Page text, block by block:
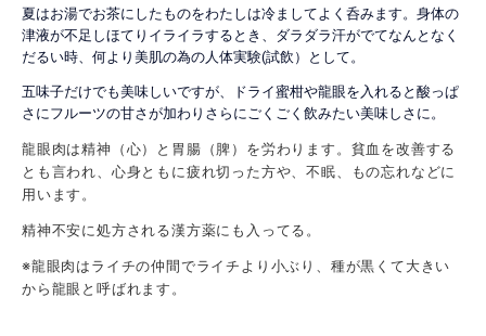
夏はお湯でお茶にしたものをわたしは冷ましてよく呑みます。身体の
津液が不足しほてりイライラするとき、ダラダラ汗がでてなんとなく
だるい時、何より美肌の為の人体実験(試飲）として。
五味子だけでも美味しいですが、ドライ蜜柑や龍眼を入れると酸っぱ
さにフルーツの甘さが加わりさらにごくごく飲みたい美味しさに。
龍眼肉は精神（心）と胃腸（脾）を労わります。 貧血を改善する
とも言われ、心身ともに疲れ切った方や、不眠、もの忘れなどに
用います。
精神不安に処方される漢方薬にも入ってる。
※龍眼肉はライチの仲間でライチより小ぶり、種が黒くて大きい
から龍眼と呼ばれます。